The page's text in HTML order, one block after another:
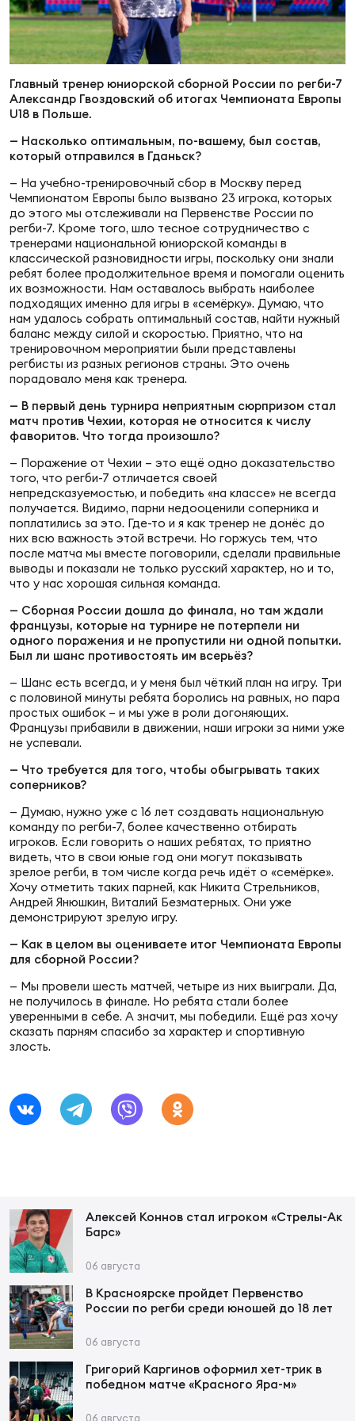
Регионы
Сборные
Антидопинг
Магазин
Контакты
по
Главный тренер юниорской сборной России по регби-7
Александр Гвоздовский об итогах Чемпионата Европы
U18 в Польше.
— Насколько оптимальным, по-вашему, был состав,
который отправился в Гданьск?
— На учебно-тренировочный сбор в Москву перед
Чемпионатом Европы было вызвано 23 игрока, которых
до этого мы отслеживали на Первенстве России по
регби-7. Кроме того, шло тесное сотрудничество с
тренерами национальной юниорской команды в
классической разновидности игры, поскольку они знали
ребят более продолжительное время и помогали оценить
их возможности. Нам оставалось выбрать наиболее
подходящих именно для игры в «семёрку». Думаю, что
нам удалось собрать оптимальный состав, найти нужный
баланс между силой и скоростью. Приятно, что на
тренировочном мероприятии были представлены
регбисты из разных регионов страны. Это очень
порадовало меня как тренера.
— В первый день турнира неприятным сюрпризом стал
матч против Чехии, которая не относится к числу
фаворитов. Что тогда произошло?
— Поражение от Чехии – это ещё одно доказательство
того, что регби-7 отличается своей
непредсказуемостью, и победить «на классе» не всегда
получается. Видимо, парни недооценили соперника и
поплатились за это. Где-то и я как тренер не донёс до
них всю важность этой встречи. Но горжусь тем, что
после матча мы вместе поговорили, сделали правильные
выводы и показали не только русский характер, но и то,
что у нас хорошая сильная команда.
— Сборная России дошла до финала, но там ждали
французы, которые на турнире не потерпели ни
одного поражения и не пропустили ни одной попытки.
Был ли шанс противостоять им всерьёз?
— Шанс есть всегда, и у меня был чёткий план на игру. Три
с половиной минуты ребята боролись на равных, но пара
простых ошибок – и мы уже в роли догоняющих.
Французы прибавили в движении, наши игроки за ними уже
не успевали.
— Что требуется для того, чтобы обыгрывать таких
соперников?
— Думаю, нужно уже с 16 лет создавать национальную
команду по регби-7, более качественно отбирать
игроков. Если говорить о наших ребятах, то приятно
видеть, что в свои юные год они могут показывать
зрелое регби, в том числе когда речь идёт о «семёрке».
Хочу отметить таких парней, как Никита Стрельников,
Андрей Янюшкин, Виталий Безматерных. Они уже
демонстрируют зрелую игру.
— Как в целом вы оцениваете итог Чемпионата Европы
для сборной России?
— Мы провели шесть матчей, четыре из них выиграли. Да,
не получилось в финале. Но ребята стали более
уверенными в себе. А значит, мы победили. Ещё раз хочу
сказать парням спасибо за характер и спортивную
злость.
Алексей Коннов стал игроком «Стрелы-Ак
Барс»
06 августа
В Красноярске пройдет Первенство
России по регби среди юношей до 18 лет
06 августа
Григорий Каргинов оформил хет-трик в
победном матче «Красного Яра-м»
06 августа
ОТПРАВИТЬ